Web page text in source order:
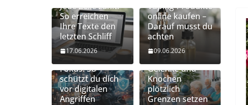
Jede Zeile zählt:
So erreichen
Ihre Texte den
letzten Schliff
17.06.2026
Vaping-Produkte
online kaufen –
Darauf musst du
achten
09.06.2026
Vernetzte
Gadgets im
Fokus: So
schützt du dich
vor digitalen
Angriffen
Mobilität
Gelenke und
Knochen
plötzlich
Grenzen setzen